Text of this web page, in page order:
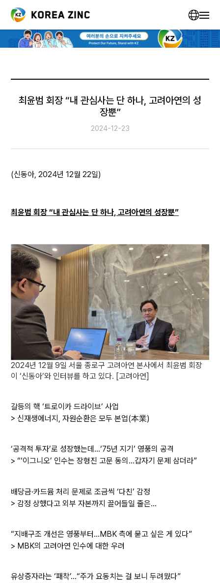
최윤범 회장 “내 관심사는 단 하나, 고려아연의 성
장뿐”
2024-12-23
(신동아, 2024년 12월 22일)
최윤범 회장 “내 관심사는 단 하나, 고려아연의 성장뿐”
2024년 12월 9일 서울 종로구 고려아연 본사에서 최윤범 회장
이 ‘신동아’와 인터뷰를 하고 있다. [고려아연]
갈등의 핵 ‘트로이카 드라이브’ 사업
> 신재생에너지, 자원순환은 모두 본업(本業)
‘공격적 투자’로 성장했는데…‘75년 지기’ 영풍의 공격
> “‘이그니오’ 인수는 장형진 고문 동의…갑자기 문제 삼더라”
배당금·카드뮴 처리 문제로 조금씩 ‘다친’ 감정
> 감정 상했다고 외부 자본까지 끌어들일 줄은…
“지배구조 개선은 영풍부터…MBK 측에 묻고 싶은 게 있다”
> MBK의 고려아연 인수에 대한 우려
유상증자라는 ‘패착’…“주가 요동치는 걸 보니 두려웠다”